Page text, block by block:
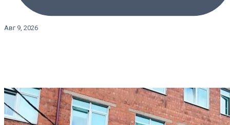
Авг 9, 2026